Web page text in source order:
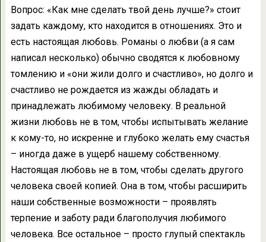
Вопрос: «Как мне сделать твой день лучше?» стоит
задать каждому, кто находится в отношениях. Это и
есть настоящая любовь. Романы о любви (а я сам
написал несколько) обычно сводятся к любовному
томлению и «они жили долго и счастливо», но долго и
счастливо не рождается из жажды обладать и
принадлежать любимому человеку. В реальной
жизни любовь не в том, чтобы испытывать желание
к кому-то, но искренне и глубоко желать ему счастья
– иногда даже в ущерб нашему собственному.
Настоящая любовь не в том, чтобы сделать другого
человека своей копией. Она в том, чтобы расширить
наши собственные возможности – проявлять
терпение и заботу ради благополучия любимого
человека. Все остальное – просто глупый спектакль